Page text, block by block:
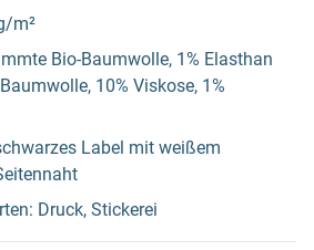
m²
Bio-Baumwolle, 1% Elasthan
10% Viskose, 1%
Label mit weißem
Druck, Stickerei